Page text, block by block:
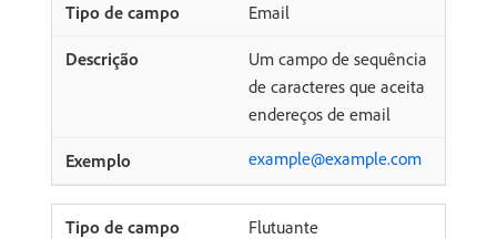
Email
Um campo de sequência
de caracteres que aceita
endereços de email
example@example.com
Flutuante